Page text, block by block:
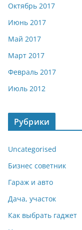
Октябрь 2017
Июнь 2017
Май 2017
Март 2017
Февраль 2017
Июль 2012
Рубрики
Uncategorised
Бизнес советник
Гараж и авто
Дача, участок
Как выбрать гаджет